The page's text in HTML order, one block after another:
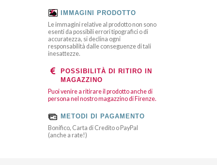
IMMAGINI PRODOTTO
Le immagini relative al prodotto non sono
esenti da possibili errori tipografici o di
accuratezza, si declina ogni
responsabilità dalle conseguenze di tali
inesattezze.
POSSIBILITÀ DI RITIRO IN
MAGAZZINO
Puoi venire a ritirare il prodotto anche di
persona nel nostro magazzino di Firenze.
METODI DI PAGAMENTO
Bonifico, Carta di Credito o PayPal
(anche a rate!)